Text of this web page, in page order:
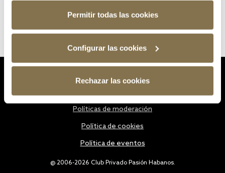
Permitir todas las cookies
Configurar las cookies
Rechazar las cookies
@ 2006-2026 Club Privado Pasión Habanos.
Políticas de moderación
Política de cookies
Política de eventos